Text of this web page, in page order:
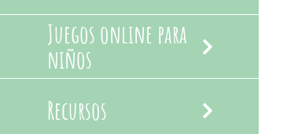
Juegos online para
niños
Recursos